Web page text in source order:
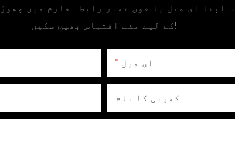
اپنا ای میل یا فون نمبر رابطہ فارم میں
کے لیے مفت اقتباس بھیج سکیں!
ای میل
کمپنی کا نام